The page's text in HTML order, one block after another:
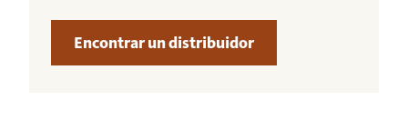
Encontrar un distribuidor